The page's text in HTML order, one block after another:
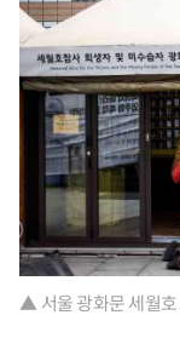
▲ 서울 광화문 세월호